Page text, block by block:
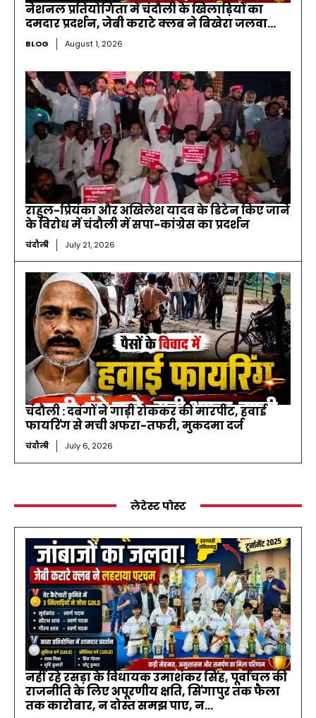
नेशनल प्रतियोगिता में चंदौली के खिलाड़ियों का
दमदार प्रदर्शन, जेबी कराटे क्लब ने बिखेरा जलवा…
BLOG August 1, 2026
राहुल-प्रियंका और अखिलेश यादव के डिटेन किए जाने
के विरोध में चंदौली में सपा-कांग्रेस का प्रदर्शन
चंदौली July 21, 2026
चंदौली : दबंगों ने गाड़ी रोककर की मारपीट, हवाई
फायरिंग से मची अफरा-तफरी, मुकदमा दर्ज
चंदौली July 6, 2026
लेटेस्ट पोस्ट
नहीं रहे रसड़ा के विधायक उमाशंकर सिंह, पूर्वांचल की
राजनीति के लिए अपूरणीय क्षति, सिंगापुर तक फैला
तक कारोबार, न दोस्त समझ पाए, न...